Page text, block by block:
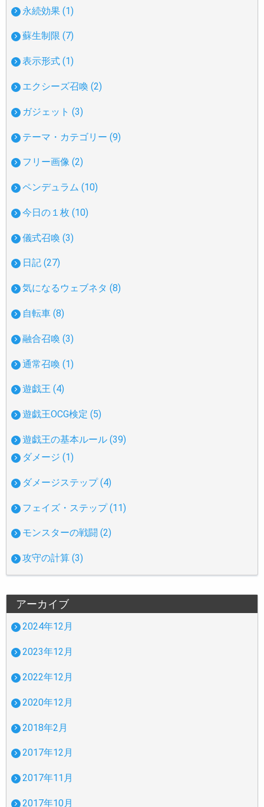
永続効果 (1)
蘇生制限 (7)
表示形式 (1)
エクシーズ召喚 (2)
ガジェット (3)
テーマ・カテゴリー (9)
フリー画像 (2)
ペンデュラム (10)
今日の１枚 (10)
儀式召喚 (3)
日記 (27)
気になるウェブネタ (8)
自転車 (8)
融合召喚 (3)
通常召喚 (1)
遊戯王 (4)
遊戯王OCG検定 (5)
遊戯王の基本ルール (39)
ダメージ (1)
ダメージステップ (4)
フェイズ・ステップ (11)
モンスターの戦闘 (2)
攻守の計算 (3)
アーカイブ
2024年12月
2023年12月
2022年12月
2020年12月
2018年2月
2017年12月
2017年11月
2017年10月